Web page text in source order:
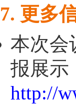
7. 更多
本次会
报展示
http://